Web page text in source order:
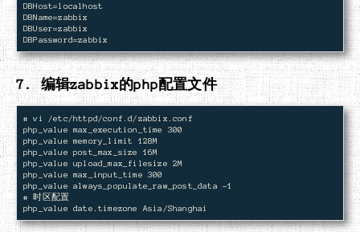
DBHost=localhost
DBName=zabbix
DBUser=zabbix
7. 编辑zabbix的php配置文件
# vi /etc/httpd/conf.d/zabbix.conf
php_value max_execution_time 300
php_value memory_limit 128M
php_value post_max_size 16M
php_value upload_max_filesize 2M
php_value max_input_time 300
php_value always_populate_raw_post_data -1
# 时区配置